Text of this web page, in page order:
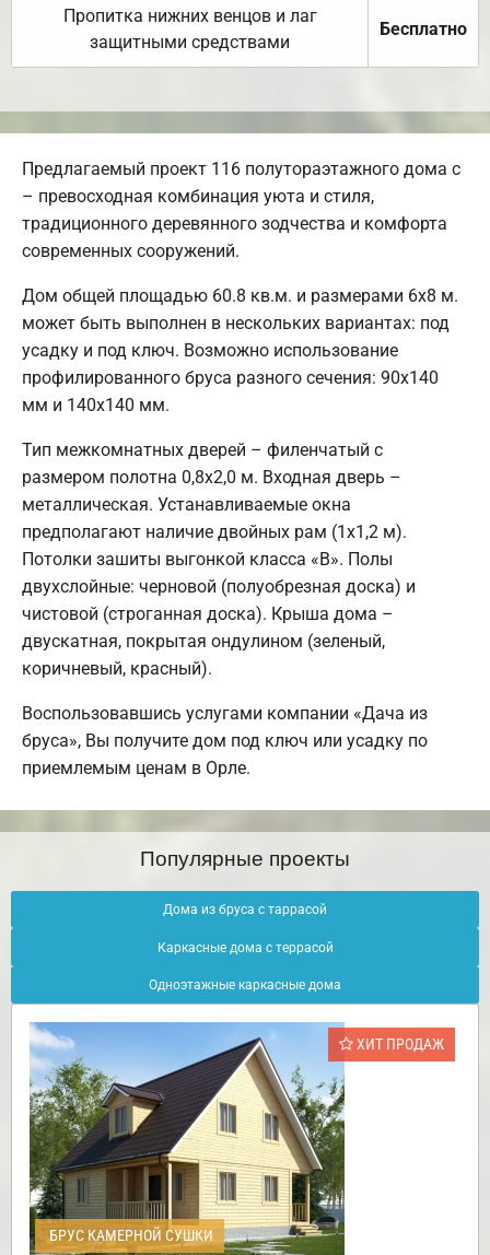
Пропитка нижних венцов и лаг
защитными средствами
Бесплатно
Предлагаемый проект 116 полутораэтажного дома с
– превосходная комбинация уюта и стиля,
традиционного деревянного зодчества и комфорта
современных сооружений.
Дом общей площадью 60.8 кв.м. и размерами 6х8 м.
может быть выполнен в нескольких вариантах: под
усадку и под ключ. Возможно использование
профилированного бруса разного сечения: 90х140
мм и 140х140 мм.
Тип межкомнатных дверей – филенчатый с
размером полотна 0,8х2,0 м. Входная дверь –
металлическая. Устанавливаемые окна
предполагают наличие двойных рам (1х1,2 м).
Потолки зашиты выгонкой класса «В». Полы
двухслойные: черновой (полуобрезная доска) и
чистовой (строганная доска). Крыша дома –
двускатная, покрытая ондулином (зеленый,
коричневый, красный).
Воспользовавшись услугами компании «Дача из
бруса», Вы получите дом под ключ или усадку по
приемлемым ценам в Орле.
Популярные проекты
Дома из бруса с таррасой
Каркасные дома с террасой
Одноэтажные каркасные дома
ХИТ ПРОДАЖ
БРУС КАМЕРНОЙ СУШКИ